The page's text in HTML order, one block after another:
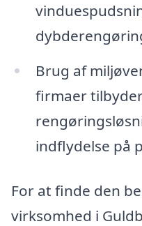
Brug af
firmaer
indflydelse på
For at finde den
virksomhed i